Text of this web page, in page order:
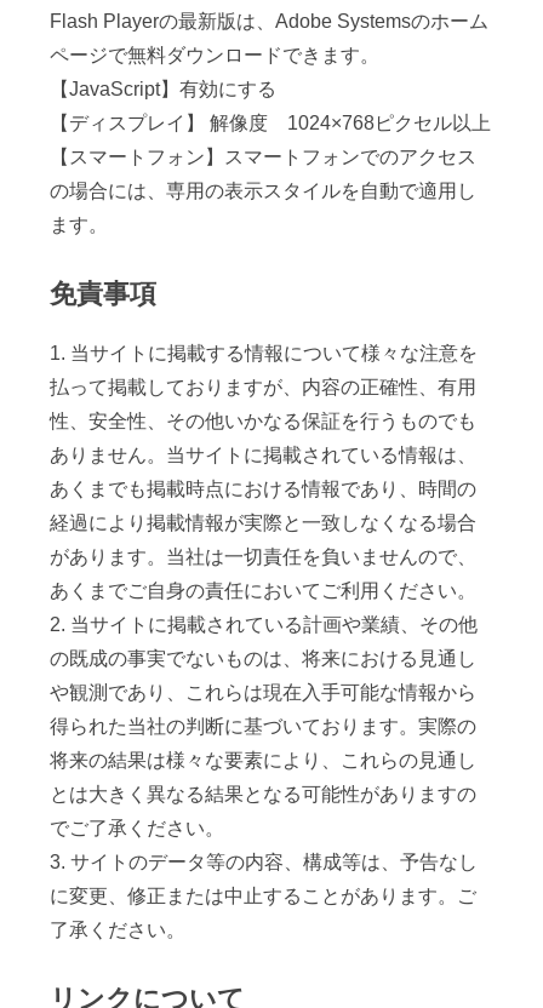
Flash Playerの最新版は、Adobe Systemsのホーム
ページで無料ダウンロードできます。
【JavaScript】有効にする
【ディスプレイ】 解像度 1024×768ピクセル以上
【スマートフォン】スマートフォンでのアクセス
の場合には、専用の表示スタイルを自動で適用し
ます。
免責事項
1. 当サイトに掲載する情報について様々な注意を
払って掲載しておりますが、内容の正確性、有用
性、安全性、その他いかなる保証を行うものでも
ありません。当サイトに掲載されている情報は、
あくまでも掲載時点における情報であり、時間の
経過により掲載情報が実際と一致しなくなる場合
があります。当社は一切責任を負いませんので、
あくまでご自身の責任においてご利用ください。
2. 当サイトに掲載されている計画や業績、その他
の既成の事実でないものは、将来における見通し
や観測であり、これらは現在入手可能な情報から
得られた当社の判断に基づいております。実際の
将来の結果は様々な要素により、これらの見通し
とは大きく異なる結果となる可能性がありますの
でご了承ください。
3. サイトのデータ等の内容、構成等は、予告なし
に変更、修正または中止することがあります。ご
了承ください。
リンクについて